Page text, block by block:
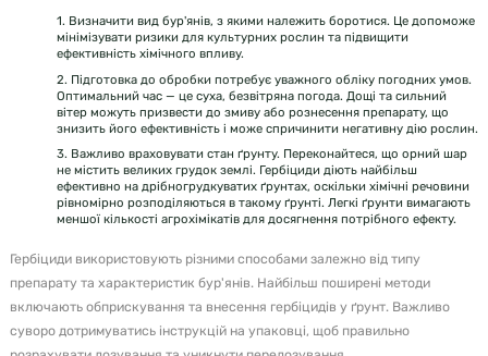
1. Визначити вид бур'янів, з якими належить боротися. Це допоможе
мінімізувати ризики для культурних рослин та підвищити
ефективність хімічного впливу.
2. Підготовка до обробки потребує уважного обліку погодних умов.
Оптимальний час — це суха, безвітряна погода. Дощі та сильний
вітер можуть призвести до змиву або рознесення препарату, що
знизить його ефективність і може спричинити негативну дію рослин.
3. Важливо враховувати стан ґрунту. Переконайтеся, що орний шар
не містить великих грудок землі. Гербіциди діють найбільш
ефективно на дрібногрудкуватих ґрунтах, оскільки хімічні речовини
рівномірно розподіляються в такому ґрунті. Легкі ґрунти вимагають
меншої кількості агрохімікатів для досягнення потрібного ефекту.
Гербіциди використовують різними способами залежно від типу
препарату та характеристик бур'янів. Найбільш поширені методи
включають обприскування та внесення гербіцидів у ґрунт. Важливо
суворо дотримуватись інструкцій на упаковці, щоб правильно